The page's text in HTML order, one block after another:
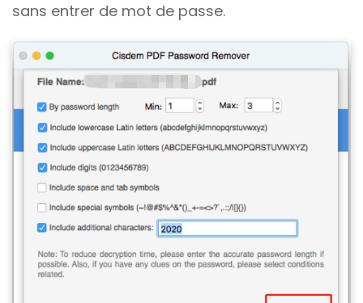
sans entrer de mot de passe.